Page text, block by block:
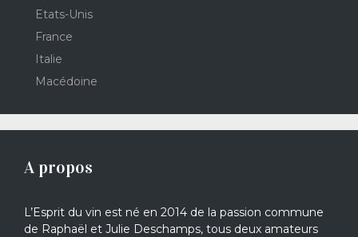
Etats-Unis
France
Italie
Macédoine
A propos
L’Esprit du vin est né en 2014 de la passion commune
de Raphaël et Julie Deschamps, tous deux amateurs